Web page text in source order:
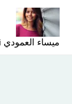
تخطي
المحتوى
ميساء العمودي Maysaa Alamoudi